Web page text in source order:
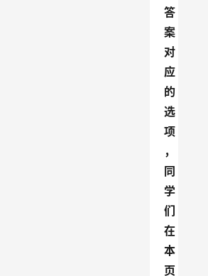
答
案
对
应
的
选
项
，
同
学
们
在
本
页